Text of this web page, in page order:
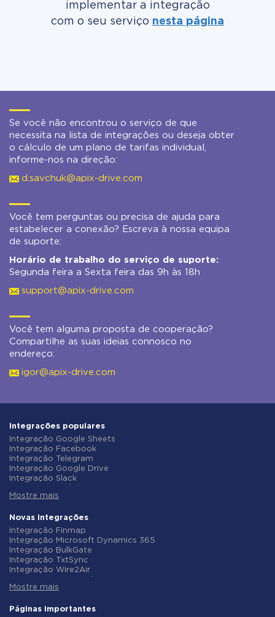
implementar a integração
com o seu serviço nesta página
Se você não encontrou o serviço de que
necessita na lista de integrações ou deseja obter
o cálculo de um plano de tarifas individual,
informe-nos na direção:
d.savchuk@apix-drive.com
Você tem perguntas ou precisa de ajuda para
estabelecer a conexão? Escreva à nossa equipa
de suporte:
Horário de trabalho do serviço de suporte:
Segunda feira a Sexta feira das 9h às 18h
support@apix-drive.com
Você tem alguma proposta de cooperação?
Compartilhe as suas ideias connosco no
endereço:
igor@apix-drive.com
Integrações populares
Integração Google Sheets
Integração Facebook
Integração Telegram
Integração Google Drive
Integração Slack
Integração Gmail
Integração ClickUp
Integração Airtable
Integração Google Contacts
Integração OpenAI (ChatGPT)
Integração Instagram
Integração ActiveCampaign
Integração Typeform
Integração Salesforce CRM
Integração Notion
Mostre mais
Novas integrações
Integração Finmap
Integração Microsoft Dynamics 365
Integração BulkGate
Integração TxtSync
Integração Wire2Air
Integração Infobip
Integração AtomPark
Mostre mais
Páginas importantes